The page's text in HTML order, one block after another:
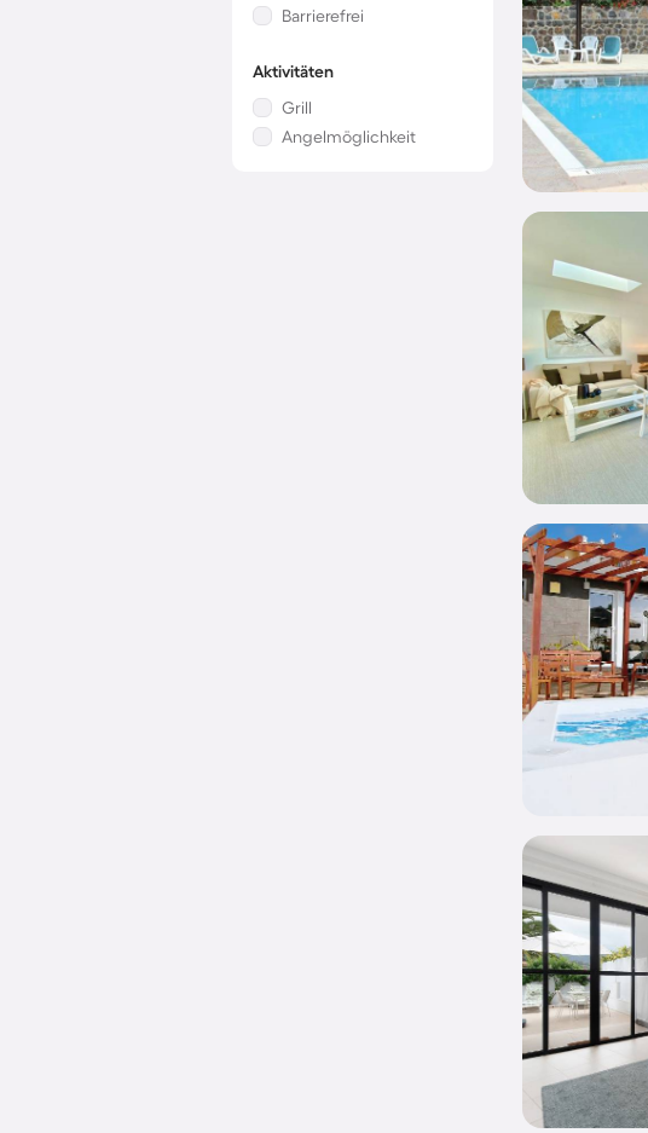
Barrierefrei
Aktivitäten
Grill
Angelmöglichkeit